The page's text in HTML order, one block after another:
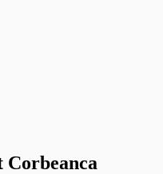
Corbeanca